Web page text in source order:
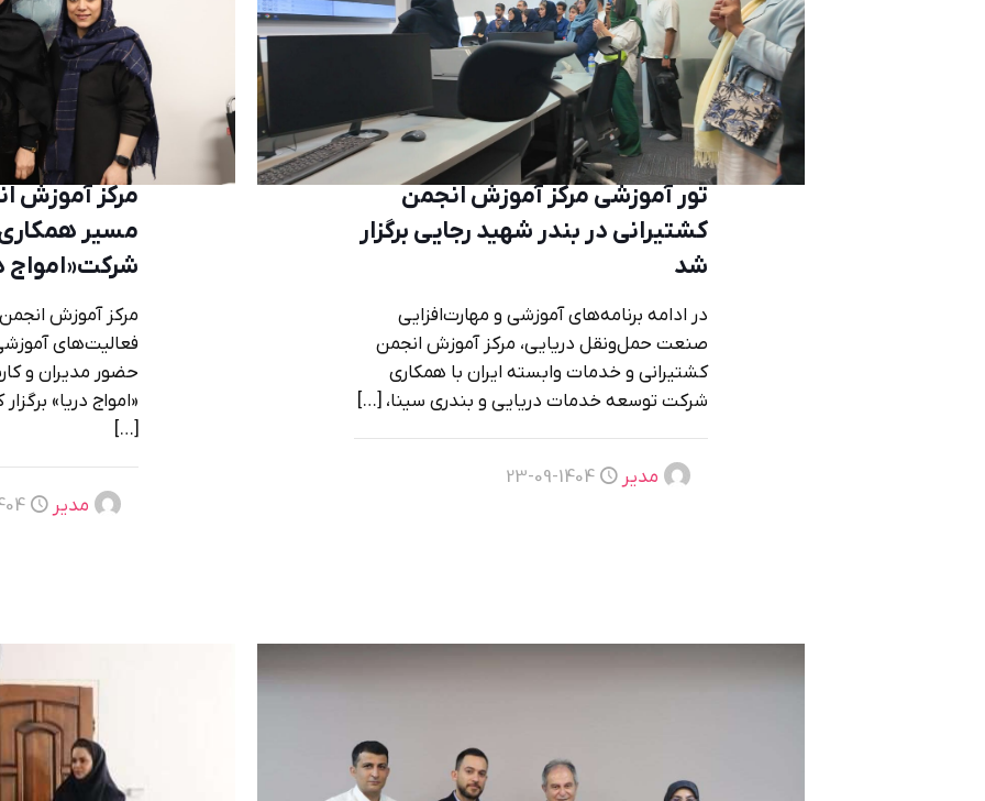
تور آموزشی مرکز آموزش انجمن
کشتیرانی در بندر شهید رجایی برگزار
شد
در ادامه برنامه‌های آموزشی و مهارت‌افزایی
صنعت حمل‌ونقل دریایی، مرکز آموزش انجمن
کشتیرانی و خدمات وابسته ایران با همکاری
شرکت توسعه خدمات دریایی و بندری سینا، […]
مدیر 1404-09-23
مرکز آموزش
مسیر
شرکت«امواج
مرکز آموزش
فعالیت‌های
حضور مدیران و
«امواج دریا»
[…]
مدیر 08-27